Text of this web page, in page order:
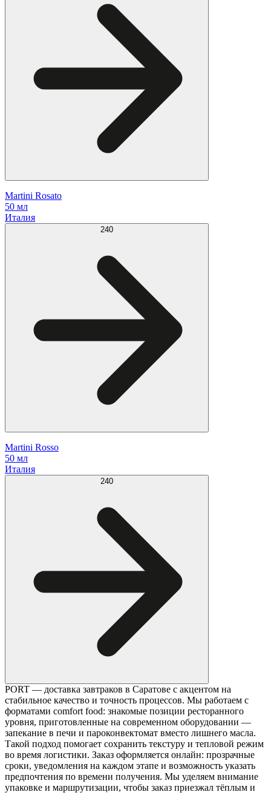
Martini Rosato
50 мл
Италия
240
Martini Rosso
50 мл
Италия
240
PORT — доставка завтраков в Саратове с акцентом на
стабильное качество и точность процессов. Мы работаем с
форматами comfort food: знакомые позиции ресторанного
уровня, приготовленные на современном оборудовании —
запекание в печи и пароконвектомат вместо лишнего масла.
Такой подход помогает сохранить текстуру и тепловой режим
во время логистики. Заказ оформляется онлайн: прозрачные
сроки, уведомления на каждом этапе и возможность указать
предпочтения по времени получения. Мы уделяем внимание
упаковке и маршрутизации, чтобы заказ приезжал тёплым и